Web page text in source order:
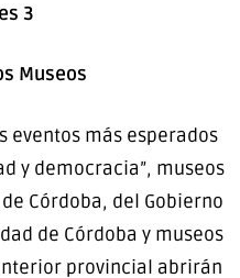
3
Museos
eventos más esperados
y democracia”, museos
Córdoba, del Gobierno
de Córdoba y museos
provincial abrirán